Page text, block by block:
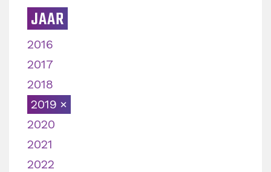
JAAR
2016
2017
2018
2019
2020
2021
2022